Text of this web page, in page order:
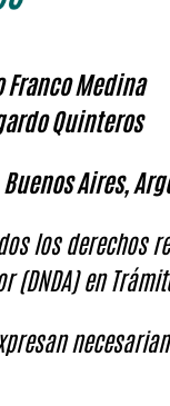
Franco Medina
Quinteros
Aires,
los derechos
(DNDA) en